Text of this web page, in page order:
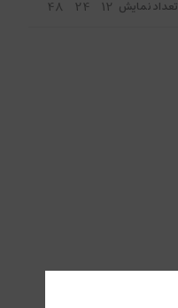
تعداد نمایش 12
24
48